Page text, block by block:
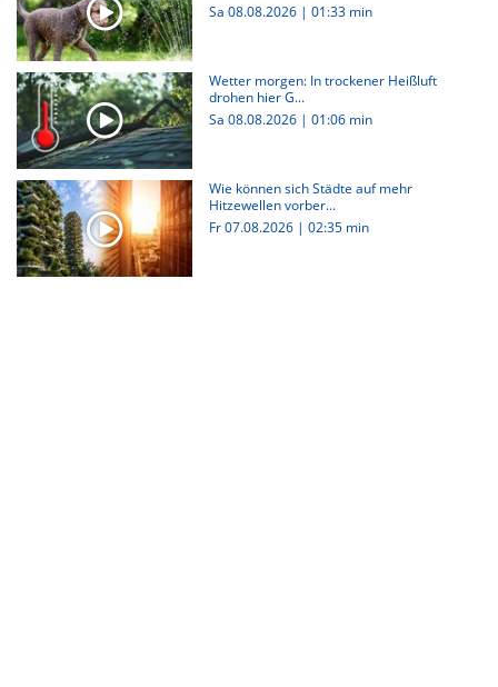
Sa 08.08.2026 | 01:33 min
Wetter morgen: In trockener Heißluft
drohen hier G...
Sa 08.08.2026 | 01:06 min
Wie können sich Städte auf mehr
Hitzewellen vorber...
Fr 07.08.2026 | 02:35 min